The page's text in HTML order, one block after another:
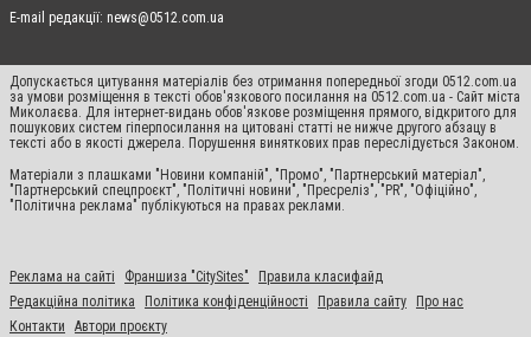
E-mail редакції: news@0512.com.ua
Допускається цитування матеріалів без отримання попередньої згоди 0512.com.ua
за умови розміщення в тексті обов'язкового посилання на 0512.com.ua - Сайт міста
Миколаєва. Для інтернет-видань обов'язкове розміщення прямого, відкритого для
пошукових систем гіперпосилання на цитовані статті не нижче другого абзацу в
тексті або в якості джерела. Порушення виняткових прав переслідується Законом.
Матеріали з плашками "Новини компаній", "Промо", "Партнерський матеріал",
"Партнерський спецпроєкт", "Політичні новини", "Пресреліз", "PR", "Офіційно",
"Політична реклама" публікуються на правах реклами.
Реклама на сайті Франшиза "CitySites"
Правила класифайд
Редакційна політика
Політика конфіденційності Правила сайту
Про нас
Контакти
Автори проєкту